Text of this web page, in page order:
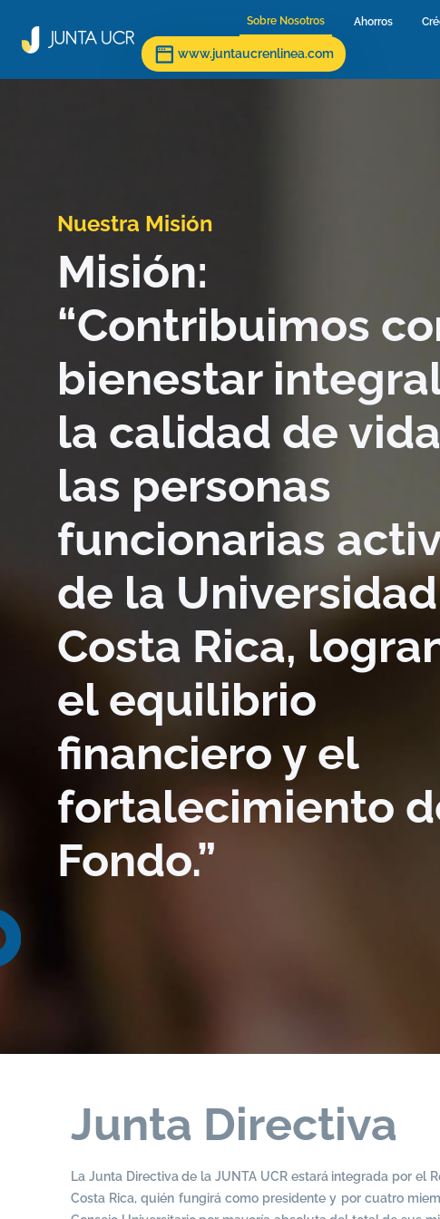
Sobre Nosotros(current)Ahorros(current)
www.juntaucrenlinea.com
Nuestra Misión
Misión:
“Contribuimos
bienestar
la calidad de
las personas
funcionarias
de la
Costa Rica,
el equilibrio
financiero y el
fortalecimiento
Fondo.”
Junta Directiva
La Junta Directiva de la JUNTA UCR estará integrada por el
Costa Rica, quién fungirá como presidente y por cuatro